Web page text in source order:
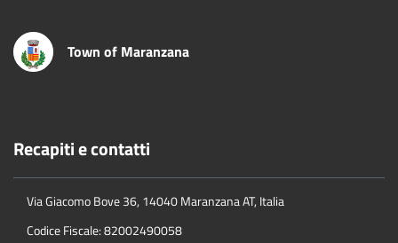
Town of Maranzana
Recapiti e contatti
Via Giacomo Bove 36, 14040 Maranzana AT, Italia
Codice Fiscale: 82002490058